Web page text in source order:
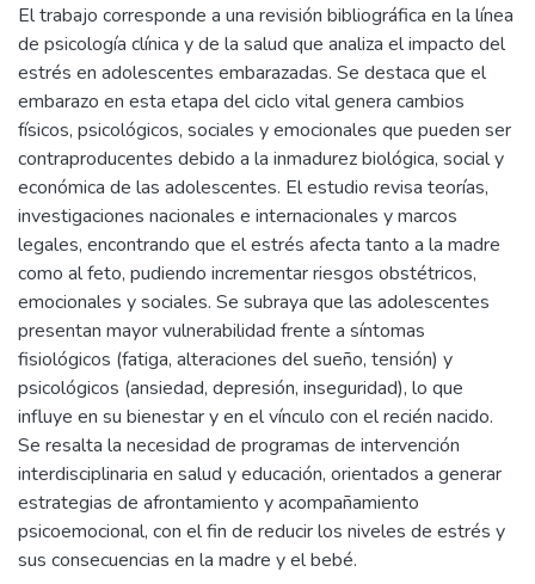
El trabajo corresponde a una revisión bibliográfica en la línea
de psicología clínica y de la salud que analiza el impacto del
estrés en adolescentes embarazadas. Se destaca que el
embarazo en esta etapa del ciclo vital genera cambios
físicos, psicológicos, sociales y emocionales que pueden ser
contraproducentes debido a la inmadurez biológica, social y
económica de las adolescentes. El estudio revisa teorías,
investigaciones nacionales e internacionales y marcos
legales, encontrando que el estrés afecta tanto a la madre
como al feto, pudiendo incrementar riesgos obstétricos,
emocionales y sociales. Se subraya que las adolescentes
presentan mayor vulnerabilidad frente a síntomas
fisiológicos (fatiga, alteraciones del sueño, tensión) y
psicológicos (ansiedad, depresión, inseguridad), lo que
influye en su bienestar y en el vínculo con el recién nacido.
Se resalta la necesidad de programas de intervención
interdisciplinaria en salud y educación, orientados a generar
estrategias de afrontamiento y acompañamiento
psicoemocional, con el fin de reducir los niveles de estrés y
sus consecuencias en la madre y el bebé.